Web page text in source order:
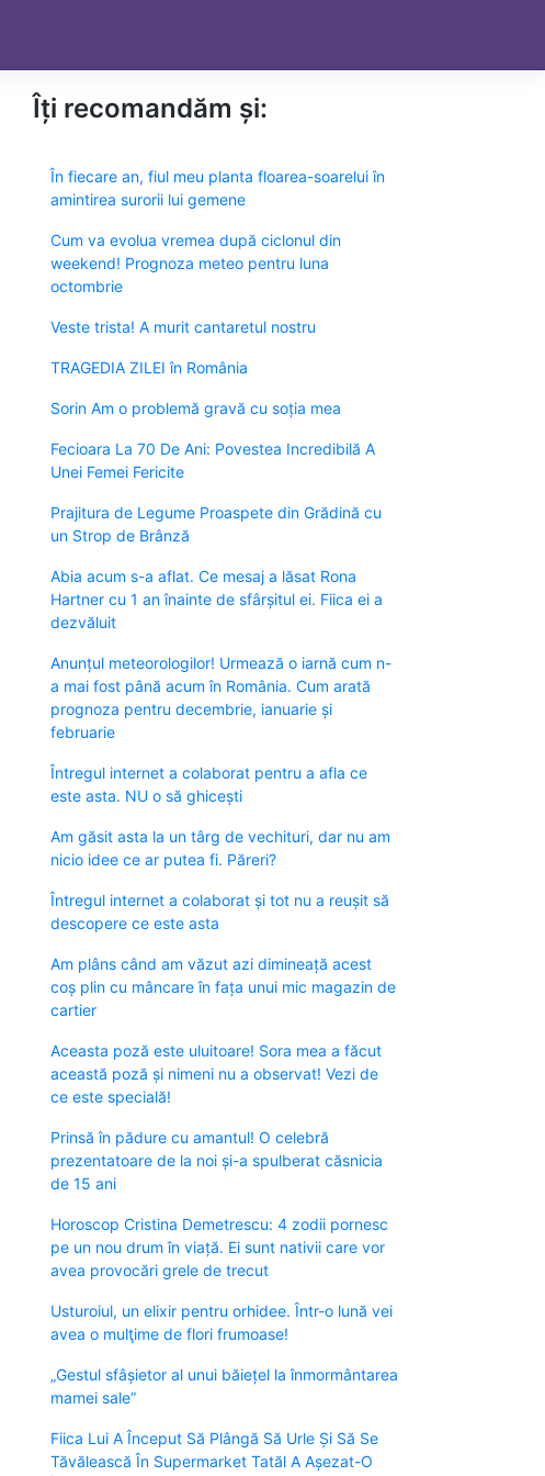
Îți recomandăm și:
În fiecare an, fiul meu planta floarea-soarelui în
amintirea surorii lui gemene
Cum va evolua vremea după ciclonul din
weekend! Prognoza meteo pentru luna
octombrie
Veste trista! A murit cantaretul nostru
TRAGEDIA ZILEI în România
Sorin Am o problemă gravă cu soția mea
Fecioara La 70 De Ani: Povestea Incredibilă A
Unei Femei Fericite
Prajitura de Legume Proaspete din Grădină cu
un Strop de Brânză
Abia acum s-a aflat. Ce mesaj a lăsat Rona
Hartner cu 1 an înainte de sfârșitul ei. Fiica ei a
dezvăluit
Anunțul meteorologilor! Urmează o iarnă cum n-
a mai fost până acum în România. Cum arată
prognoza pentru decembrie, ianuarie și
februarie
Întregul internet a colaborat pentru a afla ce
este asta. NU o să ghicești
Am găsit asta la un târg de vechituri, dar nu am
nicio idee ce ar putea fi. Păreri?
Întregul internet a colaborat și tot nu a reușit să
descopere ce este asta
Am plâns când am văzut azi dimineață acest
coș plin cu mâncare în fața unui mic magazin de
cartier
Aceasta poză este uluitoare! Sora mea a făcut
această poză și nimeni nu a observat! Vezi de
ce este specială!
Prinsă în pădure cu amantul! O celebră
prezentatoare de la noi și-a spulberat căsnicia
de 15 ani
Horoscop Cristina Demetrescu: 4 zodii pornesc
pe un nou drum în viață. Ei sunt nativii care vor
avea provocări grele de trecut
Usturoiul, un elixir pentru orhidee. Într-o lună vei
avea o mulţime de flori frumoase!
„Gestul sfâșietor al unui băiețel la înmormântarea
mamei sale”
Fiica Lui A Început Să Plângă Să Urle Și Să Se
Tăvălească În Supermarket Tatăl A Așezat-O